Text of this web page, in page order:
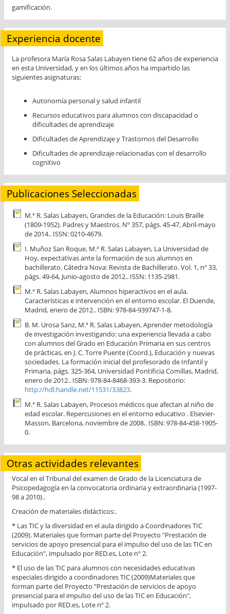
gamificación.
Experiencia docente
La profesora María Rosa Salas Labayen tiene 62 años de experiencia
en esta Universidad, y en los últimos años ha impartido las
siguientes asignaturas:
Autonomía personal y salud infantil
Recursos educativos para alumnos con discapacidad o
dificultades de aprendizaje
Dificultades de Aprendizaje y Trastornos del Desarrollo
Dificultades de aprendizaje relacionadas con el desarrollo
cognitivo
Publicaciones Seleccionadas
M.ª R. Salas Labayen, Grandes de la Educación: Louis Braille
(1809-1952). Padres y Maestros. Nº 357, págs. 45-47, Abril-mayo
de 2014.. ISSN: 0210-4679.
I. Muñoz San Roque, M.ª R. Salas Labayen, La Universidad de
Hoy, expectativas ante la formación de sus alumnos en
bachillerato. Cátedra Nova: Revista de Bachillerato. Vol. 1, nº 33,
págs. 49-64, Junio-agosto de 2012.. ISSN: 1135-2981.
M.ª R. Salas Labayen, Alumnos hiperactivos en el aula.
Características e intervención en el entorno escolar. El Duende,
Madrid, enero de 2012.. ISBN: 978-84-939747-1-8.
B. M. Urosa Sanz, M.ª R. Salas Labayen, Aprender metodología
de investigación investigando: una experiencia llevada a cabo
con alumnos del Grado en Educación Primaria en sus centros
de prácticas, en J. C. Torre Puente (Coord.), Educación y nuevas
sociedades. La formación inicial del profesorado de Infantil y
Primaria, págs. 325-364, Universidad Pontificia Comillas, Madrid,
enero de 2012.. ISBN: 978-84-8468-393-3. Repositorio:
http://hdl.handle.net/11531/33823.
M.ª R. Salas Labayen, Procesos médicos que afectan al niño de
edad escolar. Repercusiones en el entorno educativo . Elsevier-
Masson, Barcelona, noviembre de 2008.. ISBN: 978-84-458-1905-
0.
Otras actividades relevantes
Vocal en el Tribunal del examen de Grado de la Licenciatura de
Psicopedagogía en la convocatoria ordinaria y extraordinaria (1997-
98 a 2010)..
Creación de materiales didácticos:.
* Las TIC y la diversidad en el aula dirigido a Coordinadores TIC
(2009). Materiales que forman parte del Proyecto "Prestación de
servicios de apoyo presencial para el impulso del uso de las TIC en
Educación", impulsado por RED.es, Lote nº 2.
* El uso de las TIC para alumnos con necesidades educativas
especiales dirigido a coordinadores TIC (2009)Materiales que
forman parte del Proyecto "Prestación de servicios de apoyo
presencial para el impulso del uso de las TIC en Educación",
impulsado por RED.es, Lote nº 2.